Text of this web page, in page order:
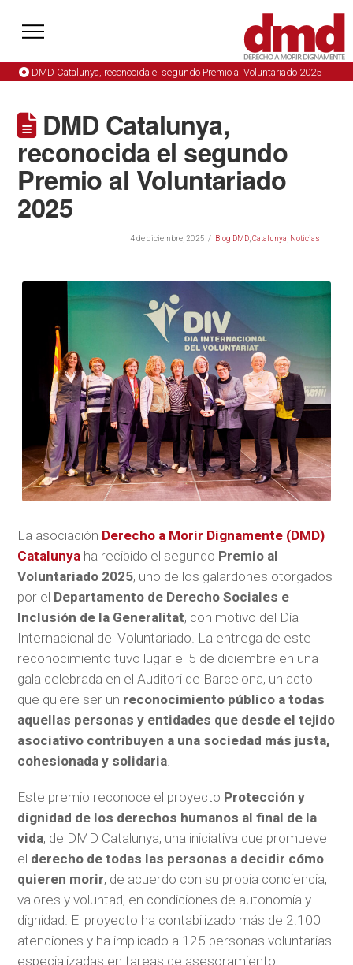
DMD Catalunya, reconocida el segundo Premio al Voluntariado 2025
DMD Catalunya,
reconocida el segundo
Premio al Voluntariado
2025
4 de diciembre, 2025 Blog DMD, Catalunya Noticias
La asociación Derecho a Morir Dignamente (DMD)
Catalunya ha recibido el segundo Premio al
Voluntariado 2025, uno de los galardones otorgados
por el Departamento de Derecho Sociales e
Inclusión de la Generalitat, con motivo del Día
Internacional del Voluntariado. La entrega de este
reconocimiento tuvo lugar el 5 de diciembre en una
gala celebrada en el Auditori de Barcelona, un acto
que quiere ser un reconocimiento público a todas
aquellas personas y entidades que desde el tejido
asociativo contribuyen a una sociedad más justa,
cohesionada y solidaria.
Este premio reconoce el proyecto Protección y
dignidad de los derechos humanos al final de la
vida, de DMD Catalunya, una iniciativa que promueve
el derecho de todas las personas a decidir cómo
quieren morir, de acuerdo con su propia conciencia,
valores y voluntad, en condiciones de autonomía y
dignidad. El proyecto ha contabilizado más de 2.100
atenciones y ha implicado a 125 personas voluntarias
especializadas en tareas de asesoramiento,